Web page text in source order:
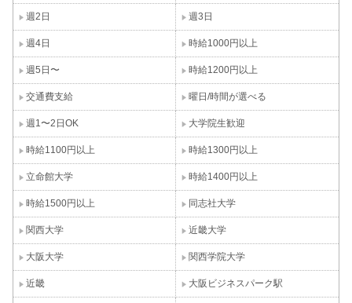
週2日 週3日
週4日 時給1000円以上
週5日〜 時給1200円以上
交通費支給 曜日/時間が選べる
週1〜2日OK 大学院生歓迎
時給1100円以上 時給1300円以上
立命館大学 時給1400円以上
時給1500円以上 同志社大学
関西大学 近畿大学
大阪大学 関西学院大学
近畿 大阪ビジネスパーク駅